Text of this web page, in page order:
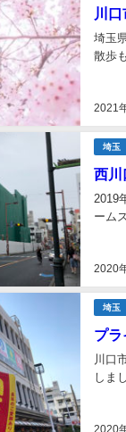
川
2021
埼玉
散歩
埼玉
西川
2020
2019
ーム
埼玉
プラ
2020
川口
しま